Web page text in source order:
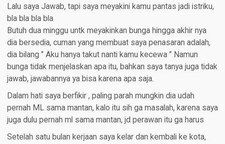
Lalu saya Jawab, tapi saya meyakini kamu pantas jadi istriku,
bla bla bla bla
Butuh dua minggu untk meyakinkan bunga hingga akhir nya
dia bersedia, cuman yang membuat saya penasaran adalah,
dia bilang ” Aku hanya takut nanti kamu kecewa ” Namun
bunga tidak menjelaskan apa itu, bahkan saya tanya juga tidak
jawab, jawabannya ya bisa karena apa saja.
Dalam hati saya berfikir , paling parah mungkin dia udah
pernah ML sama mantan, kalo itu sih ga masalah, karena saya
juga dulu pernah ml sama mantan, jd perawan itu ga harus
Setelah satu bulan kerjaan saya kelar dan kembali ke kota,